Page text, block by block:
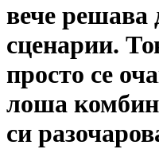
вече решава
сценарии.
просто се
лоша
си